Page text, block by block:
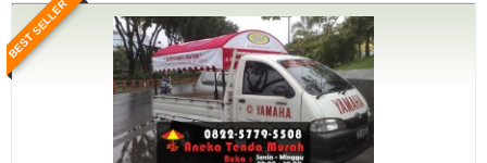
BEST SELLER